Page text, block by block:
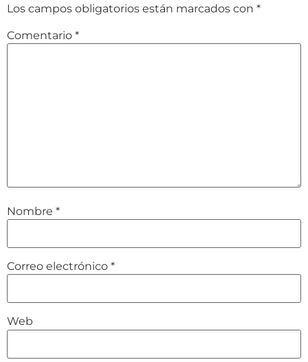
Los campos obligatorios están marcados con *
Comentario *
Nombre *
Correo electrónico *
Web